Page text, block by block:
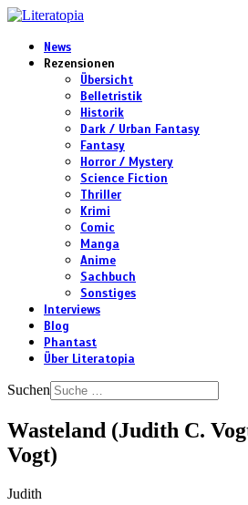
News
Rezensionen
Übersicht
Belletristik
Historik
Dark / Urban Fantasy
Fantasy
Horror / Mystery
Science Fiction
Thriller
Krimi
Comic
Manga
Anime
Sachbuch
Sonstiges
Interviews
Blog
Phantast
Über Literatopia
Suchen
Wasteland (Judith C.
Vogt)
Judith